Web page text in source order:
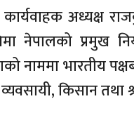
अध्यक्ष
नेपालको प्रमुख
नाममा भारतीय
व्यवसायी, किसान